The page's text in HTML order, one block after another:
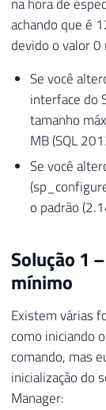
achando que é
devido o valor
Se você
interface do
tamanho
MB (SQL
Se você
o padrão
Solução 1
mínimo
Existem várias
como iniciando
comando, mas
inicialização do
Manager: